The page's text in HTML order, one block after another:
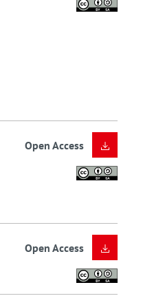
Open Access
Open Access